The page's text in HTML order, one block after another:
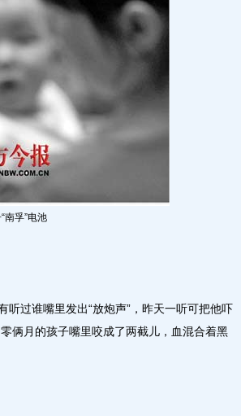
南孚”电池
过谁嘴里发出“放炮声”，昨天一听可把他吓
俩月的孩子嘴里咬成了两截儿，血混合着黑